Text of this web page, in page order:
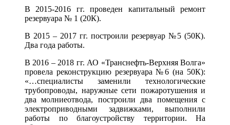
В 2015-2016 гг. проведен капитальный ремонт
резервуара № 1 (20К).
В 2015 – 2017 гг. построили резервуар №5 (50К).
Два года работы.
В 2016 – 2018 гг. АО «Транснефть-Верхняя Волга»
провела реконструкцию резервуара №6 (на 50К):
«…специалисты заменили технологические
трубопроводы, наружные сети пожаротушения и
два молниеотвода, построили два помещения с
электроприводными задвижками, выполнили
работы по благоустройству территории. На